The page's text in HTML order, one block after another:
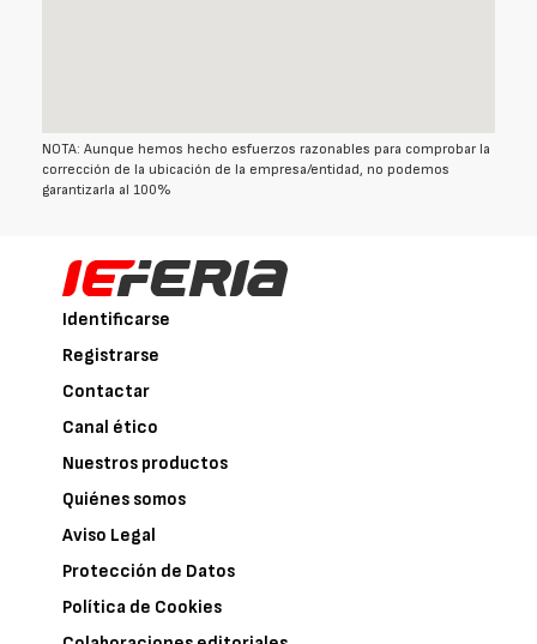
NOTA: Aunque hemos hecho esfuerzos razonables para comprobar la
corrección de la ubicación de la empresa/entidad, no podemos
garantizarla al 100%
Identificarse
Registrarse
Contactar
Canal ético
Nuestros productos
Quiénes somos
Aviso Legal
Protección de Datos
Política de Cookies